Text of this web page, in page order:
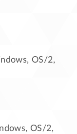
OS/2,
OS/2,